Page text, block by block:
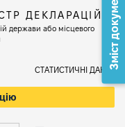
ДЕКЛАРАЦІЙ
держави або місцевого
СТАТИСТИЧНІ ДАНІ Зміст документа